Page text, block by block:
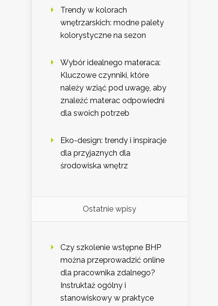
Trendy w kolorach
wnętrzarskich: modne palety
kolorystyczne na sezon
Wybór idealnego materaca:
Kluczowe czynniki, które
należy wziąć pod uwagę, aby
znaleźć materac odpowiedni
dla swoich potrzeb
Eko-design: trendy i inspiracje
dla przyjaznych dla
środowiska wnętrz
Ostatnie wpisy
Czy szkolenie wstępne BHP
można przeprowadzić online
dla pracownika zdalnego?
Instruktaż ogólny i
stanowiskowy w praktyce